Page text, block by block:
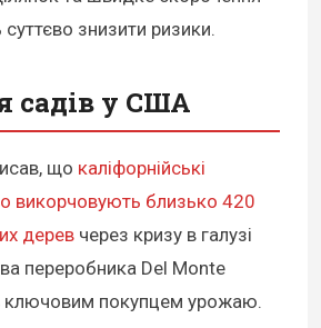
знизити ризики.
садів у США
що каліфорнійські
викорчовують близько 420
дерев через кризу в галузі
переробника Del Monte
ключовим покупцем урожаю.